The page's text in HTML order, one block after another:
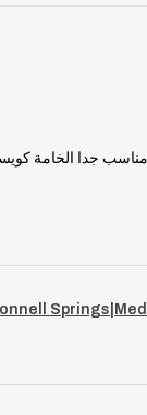
مناسب جدا الخامة